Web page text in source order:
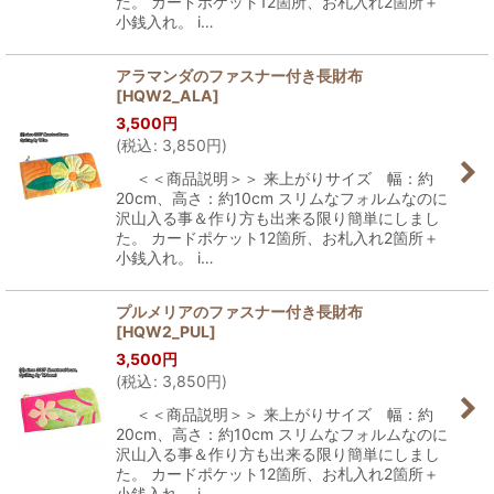
小銭入れ。 i…
アラマンダのファスナー付き長財布
[HQW2_ALA]
3,500円
(税込: 3,850円)
＜＜商品説明＞＞ 来上がりサイズ 幅：約
20cm、高さ：約10cm スリムなフォルムなのに
沢山入る事＆作り方も出来る限り簡単にしまし
た。 カードポケット12箇所、お札入れ2箇所＋
小銭入れ。 i…
プルメリアのファスナー付き長財布
[HQW2_PUL]
3,500円
(税込: 3,850円)
＜＜商品説明＞＞ 来上がりサイズ 幅：約
20cm、高さ：約10cm スリムなフォルムなのに
沢山入る事＆作り方も出来る限り簡単にしまし
た。 カードポケット12箇所、お札入れ2箇所＋